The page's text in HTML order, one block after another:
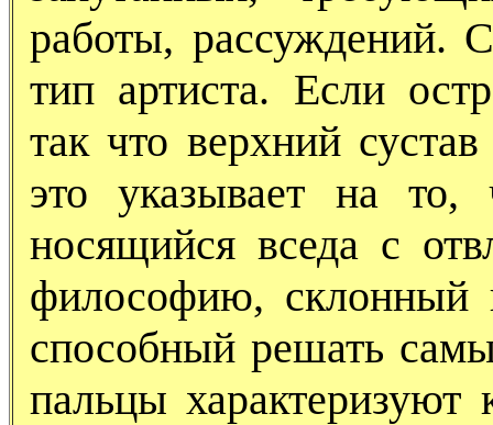
работы, рассуждений.
тип артиста. Если
так что верхний
это указывает на
носящийся вседа с
философию, склонный
способный решать
пальцы